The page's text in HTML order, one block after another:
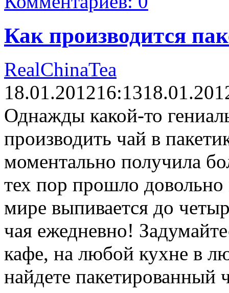
Как производится
RealChinaTea
18.01.201216:13
Однажды какой-то
производить чай в
моментально получила
тех пор прошло
мире выпивается до
чая ежедневно!
кафе, на любой кухне в
найдете пакетированный